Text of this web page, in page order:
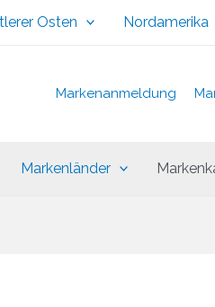
Osten Nordamerika
Markenanmeldung
Markenländer